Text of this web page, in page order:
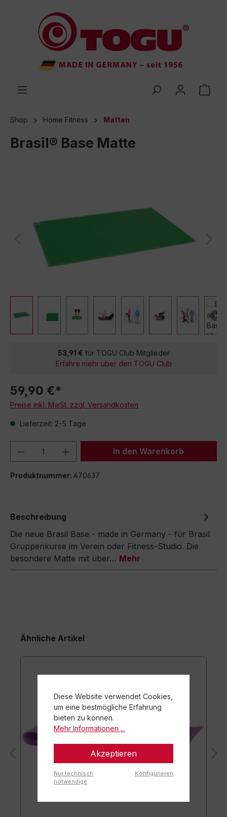
springen
Shop Home Fitness Matten
Brasil® Base Matte
53,91 € für TOGU Club Mitglieder
Erfahre mehr über den TOGU Club
59,90 €*
Preise inkl. MwSt. zzgl. Versandkosten
Lieferzeit: 2-5 Tage
Produkt Anzahl: Gib denIn den Warenkorb
Produktnummer: 470637
Beschreibung
Die neue Brasil Base - made in Germany - für Brasil
Gruppenkurse im Verein oder Fitness-Studio. Die
besondere Matte mit über… Mehr
Ähnliche Artikel
Diese Website verwendet Cookies,
um eine bestmögliche Erfahrung
bieten zu können.
Mehr Informationen ...
Akzeptieren
Nur technisch
notwendige
Konfigurieren